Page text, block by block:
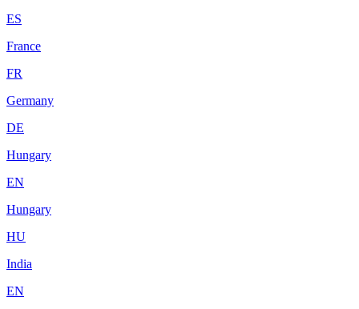
ES
France
FR
Germany
DE
Hungary
EN
Hungary
HU
India
EN